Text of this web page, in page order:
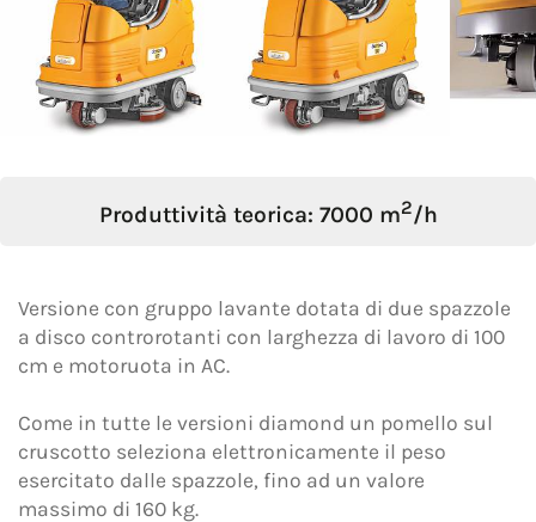
Versione con gruppo lavante dotata di due spazzole
a disco controrotanti con larghezza di lavoro di 100
cm e motoruota in AC.
Come in tutte le versioni diamond un pomello sul
cruscotto seleziona elettronicamente il peso
esercitato dalle spazzole, fino ad un valore
massimo di 160 kg.
Produttività teorica: 7000 m2/h
Messaggio *
Dichiaro di aver preso visione dell' Informativa
privacyresa ai sensi del Regolamento EU 2016/679